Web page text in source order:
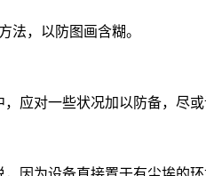
法，以防图画含糊。
应对一些状况加以防备，尽